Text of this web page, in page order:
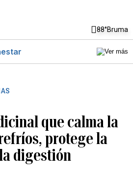
88°Bruma
que calma la
protege la
digestión